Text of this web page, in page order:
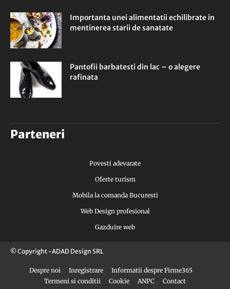
Importanta unei alimentatii echilibrate in
mentinerea starii de sanatate
Pantofii barbatesti din lac – o alegere
rafinata
Parteneri
Povesti adevarate
Oferte turism
Mobila la comanda Bucuresti
Web Design profesional
Gazduire web
© Copyright -ADAD Design SRL
Despre noi Inregistrare
Informatii despre Firme365
Termeni si conditii
Cookie ANPC Contact